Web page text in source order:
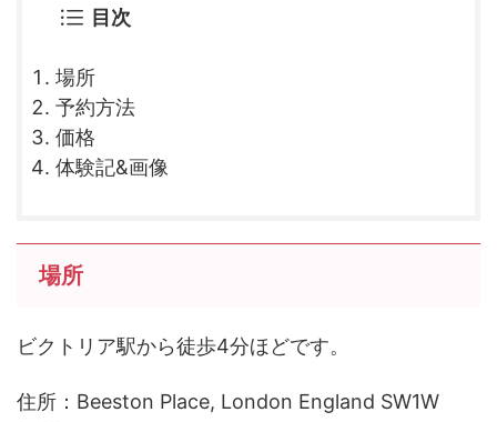
目次
場所
予約方法
価格
体験記&画像
場所
ビクトリア駅から徒歩4分ほどです。
住所：Beeston Place, London England SW1W